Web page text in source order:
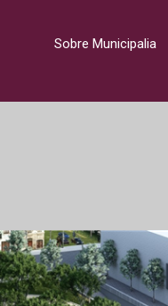
Sobre Municipalia